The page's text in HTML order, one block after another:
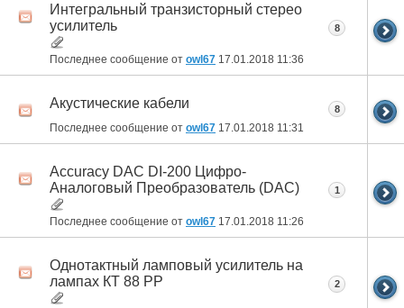
Интегральный транзисторный стерео
усилитель
Последнее сообщение от owl67 17.01.2018 11:36
8
Акустические кабели
Последнее сообщение от owl67 17.01.2018 11:31
8
Accuracy DAC DI-200 Цифро-
Аналоговый Преобразователь (DAC)
Последнее сообщение от owl67 17.01.2018 11:26
1
Однотактный ламповый усилитель на
лампах КТ 88 РР
2